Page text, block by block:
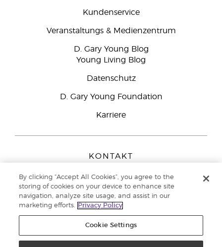
Kundenservice
Veranstaltungs & Medienzentrum
D. Gary Young Blog
Young Living Blog
Datenschutz
D. Gary Young Foundation
Karriere
KONTAKT
Peizerweg 97
9727 AJ Groningen
Netherlands
Kundenservice:0800-296205
By clicking “Accept All Cookies”, you agree to the
storing of cookies on your device to enhance site
navigation, analyze site usage, and assist in our
marketing efforts.
Privacy Policy
Cookie Settings